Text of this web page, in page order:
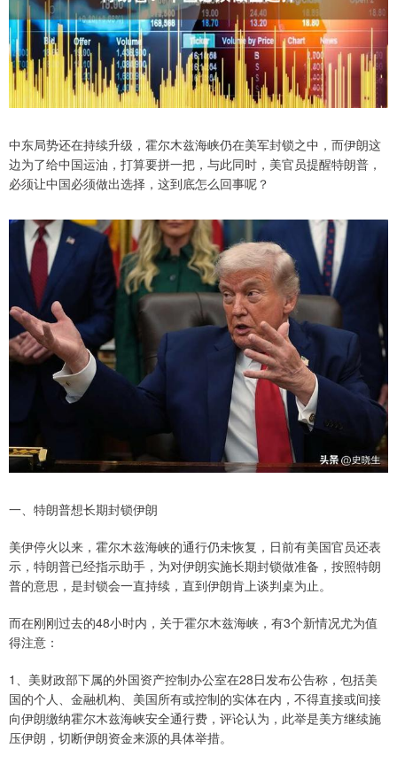
中东局势还在持续升级，霍尔木兹海峡仍在美军封锁之中，而伊朗这
边为了给中国运油，打算要拼一把，与此同时，美官员提醒特朗普，
必须让中国必须做出选择，这到底怎么回事呢？
一、特朗普想长期封锁伊朗
美伊停火以来，霍尔木兹海峡的通行仍未恢复，日前有美国官员还表
示，特朗普已经指示助手，为对伊朗实施长期封锁做准备，按照特朗
普的意思，是封锁会一直持续，直到伊朗肯上谈判桌为止。
而在刚刚过去的48小时内，关于霍尔木兹海峡，有3个新情况尤为值
得注意：
1、美财政部下属的外国资产控制办公室在28日发布公告称，包括美
国的个人、金融机构、美国所有或控制的实体在内，不得直接或间接
向伊朗缴纳霍尔木兹海峡安全通行费，评论认为，此举是美方继续施
压伊朗，切断伊朗资金来源的具体举措。